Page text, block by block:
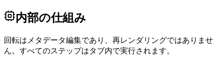
内部の仕組み
回転はメタデータ編集であり、再レンダリングではありませ
ん。すべてのステップはタブ内で実行されます。